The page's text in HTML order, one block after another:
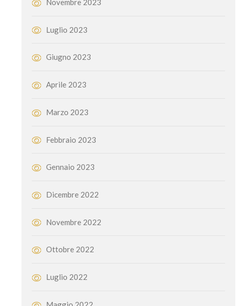
Novembre 2023
Luglio 2023
Giugno 2023
Aprile 2023
Marzo 2023
Febbraio 2023
Gennaio 2023
Dicembre 2022
Novembre 2022
Ottobre 2022
Luglio 2022